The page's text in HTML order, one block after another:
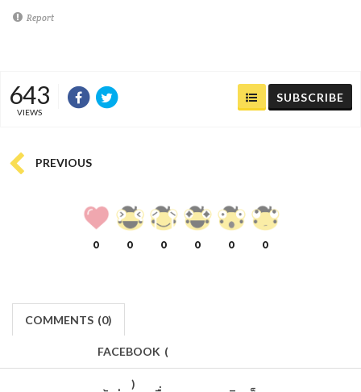
Report
643
VIEWS
SUBSCRIBE
PREVIOUS
0 0 0 0 0 0
COMMENTS (0)
FACEBOOK (
)